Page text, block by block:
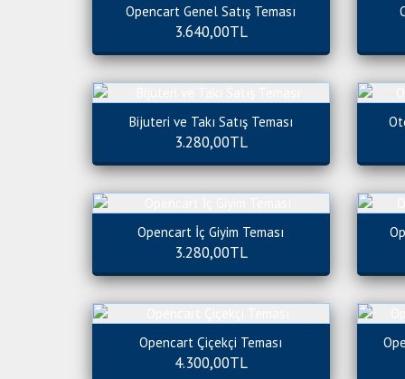
Opencart Genel Satış Teması
3.640,00TL
Bijuteri ve Takı Satış Teması
3.280,00TL
Opencart İç Giyim Teması
3.280,00TL
Opencart Çiçekçi Teması
4.300,00TL